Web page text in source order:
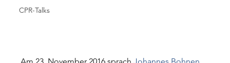
CPR-Talks
Am 23. November 2016 sprach Johannes Bohnen